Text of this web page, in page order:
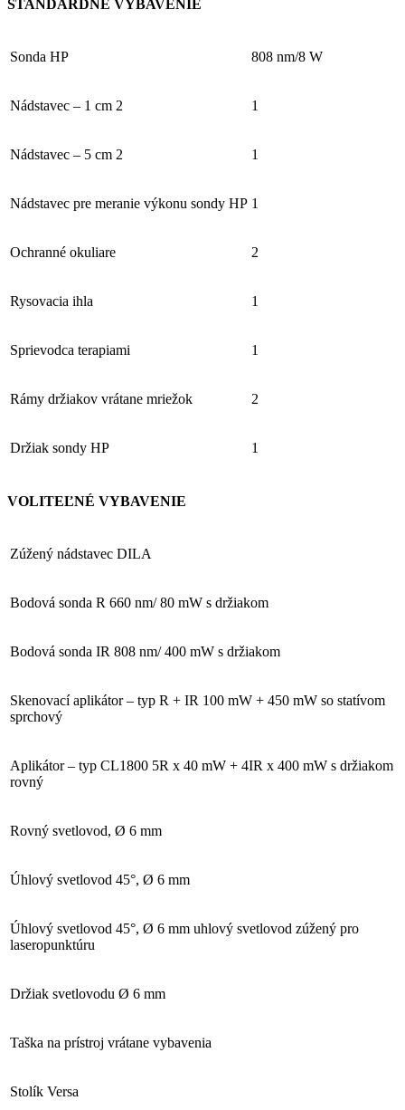
ŠTANDARDNÉ VYBAVENIE
Sonda HP 808 nm/8 W
Nádstavec – 1 cm 2 1
Nádstavec – 5 cm 2 1
Nádstavec pre meranie výkonu sondy HP 1
Ochranné okuliare 2
Rysovacia ihla 1
Sprievodca terapiami 1
Rámy držiakov vrátane mriežok 2
Držiak sondy HP 1
VOLITEĽNÉ VYBAVENIE
Zúžený nádstavec DILA
Bodová sonda R 660 nm/ 80 mW s držiakom
Bodová sonda IR 808 nm/ 400 mW s držiakom
Skenovací aplikátor – typ R + IR 100 mW + 450 mW so statívom
sprchový
Aplikátor – typ CL1800 5R x 40 mW + 4IR x 400 mW s držiakom
rovný
Rovný svetlovod, Ø 6 mm
Úhlový svetlovod 45°, Ø 6 mm
Úhlový svetlovod 45°, Ø 6 mm uhlový svetlovod zúžený pro
laseropunktúru
Držiak svetlovodu Ø 6 mm
Taška na prístroj vrátane vybavenia
Stolík Versa